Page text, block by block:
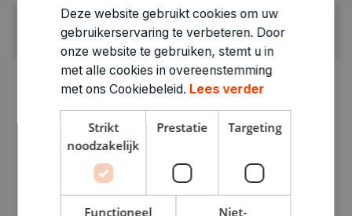
GEWICHT
ARTIKELNUMMER
0206518
Deze website gebruikt cookies om uw
gebruikerservaring te verbeteren. Door
onze website te gebruiken, stemt u in
met alle cookies in overeenstemming
met ons Cookiebeleid. Lees verder
Strikt
noodzakelijk
Prestatie Targeting
Functioneel
Niet-